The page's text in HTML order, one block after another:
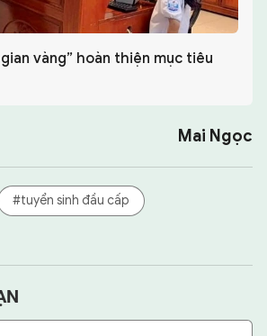
vàng” hoàn thiện mục tiêu
Mai Ngọc
#tuyển sinh đầu cấp